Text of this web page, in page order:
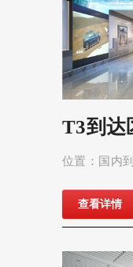
T3到达
位置：国内
查看详情